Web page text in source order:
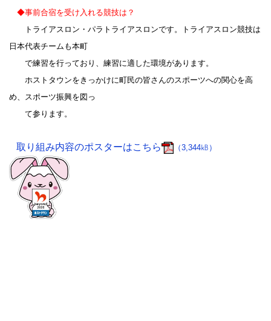
◆事前合宿を受け入れる競技は？
トライアスロン・パラトライアスロンです。トライアスロン競技は
日本代表チームも本町
で練習を行っており、練習に適した環境があります。
ホストタウンをきっかけに町民の皆さんのスポーツへの関心を高
め、スポーツ振興を図っ
て参ります。
取り組み内容のポスターはこちら （3,344㎅）